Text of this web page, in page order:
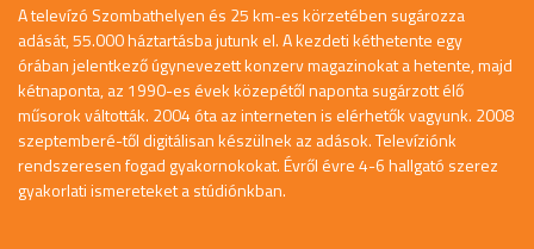
A televízó Szombathelyen és 25 km-es körzetében sugározza
adását, 55.000 háztartásba jutunk el. A kezdeti kéthetente egy
órában jelentkező úgynevezett konzerv magazinokat a hetente, majd
kétnaponta, az 1990-es évek közepétől naponta sugárzott élő
műsorok váltották. 2004 óta az interneten is elérhetők vagyunk. 2008
szeptemberé-től digitálisan készülnek az adások. Televíziónk
rendszeresen fogad gyakornokokat. Évről évre 4-6 hallgató szerez
gyakorlati ismereteket a stúdiónkban.